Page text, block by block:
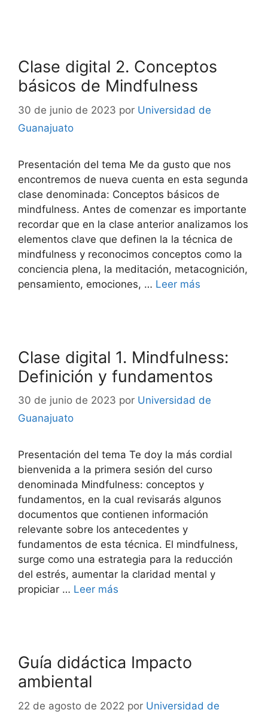
Clase digital 2. Conceptos
básicos de Mindfulness
30 de junio de 2023 por Universidad de
Guanajuato
Presentación del tema Me da gusto que nos
encontremos de nueva cuenta en esta segunda
clase denominada: Conceptos básicos de
mindfulness. Antes de comenzar es importante
recordar que en la clase anterior analizamos los
elementos clave que definen la la técnica de
mindfulness y reconocimos conceptos como la
conciencia plena, la meditación, metacognición,
pensamiento, emociones, … Leer más
Clase digital 1. Mindfulness:
Definición y fundamentos
30 de junio de 2023 por Universidad de
Guanajuato
Presentación del tema Te doy la más cordial
bienvenida a la primera sesión del curso
denominada Mindfulness: conceptos y
fundamentos, en la cual revisarás algunos
documentos que contienen información
relevante sobre los antecedentes y
fundamentos de esta técnica. El mindfulness,
surge como una estrategia para la reducción
del estrés, aumentar la claridad mental y
propiciar … Leer más
Guía didáctica Impacto
ambiental
22 de agosto de 2022 por Universidad de